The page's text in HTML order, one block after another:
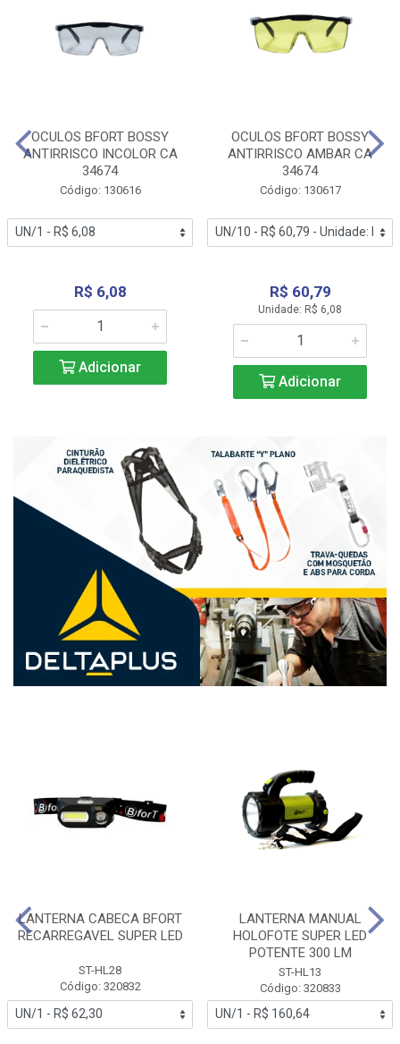
OCULOS BFORT BOSSY
ANTIRRISCO INCOLOR CA
34674
Código: 130616
R$ 6,08
Adicionar
OCULOS BFORT BOSSY
ANTIRRISCO AMBAR CA
34674
Código: 130617
R$ 60,79
Unidade: R$ 6,08
Adicionar
LANTERNA CABECA BFORT
RECARREGAVEL SUPER LED
ST-HL28
Código: 320832
LANTERNA MANUAL
HOLOFOTE SUPER LED
POTENTE 300 LM
ST-HL13
Código: 320833